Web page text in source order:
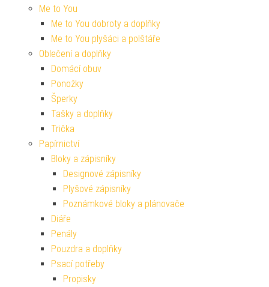
Me to You
Me to You dobroty a doplňky
Me to You plyšáci a polštáře
Oblečení a doplňky
Domácí obuv
Ponožky
Šperky
Tašky a doplňky
Trička
Papírnictví
Bloky a zápisníky
Designové zápisníky
Plyšové zápisníky
Poznámkové bloky a plánovače
Diáře
Penály
Pouzdra a doplňky
Psací potřeby
Propisky